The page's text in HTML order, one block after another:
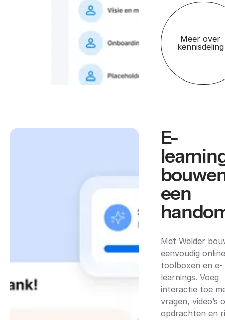
Meer over
kennisdeling
E-
een
Met Welder
eenvoudig online
toolboxen en e-
learnings. Voeg
interactie toe
vragen, video’s
opdrachten en